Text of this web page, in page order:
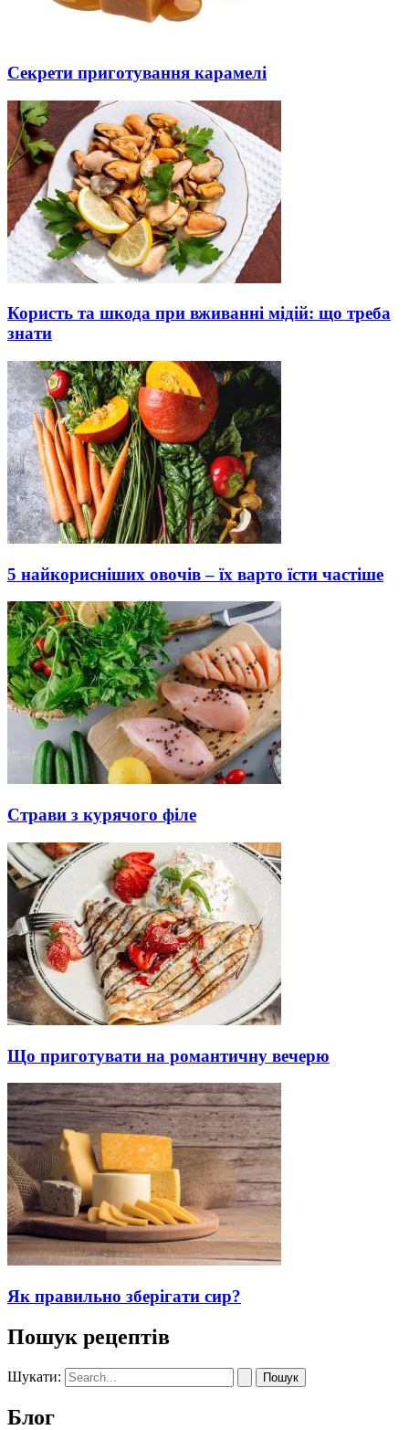
Секрети приготування карамелі
Користь та шкода при вживанні мідій: що треба
знати
5 найкорисніших овочів – їх варто їсти частіше
Страви з курячого філе
Що приготувати на романтичну вечерю
Як правильно зберігати сир?
Пошук рецептів
Шукати:
Блог